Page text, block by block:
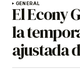
GENERAL
El Econy
la
ajustada